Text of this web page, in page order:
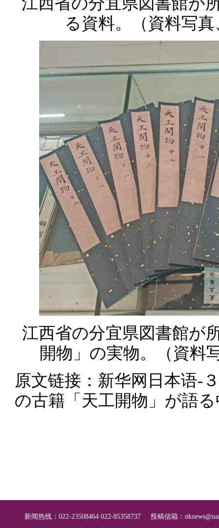
る資料。（資料写
江西省の分宜県図書館が
開物」の実物。（資料
原文链接： 新华网日本语-
の古籍「天工開物」が語
新闻热线：022-23508464 022-85358737 投稿信箱：